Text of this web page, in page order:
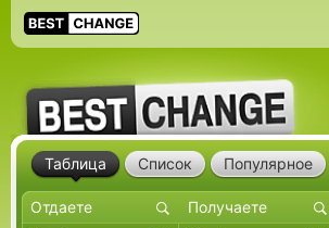
Таблица Список Популярное